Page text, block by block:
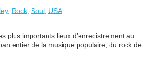
, Rock, Soul, USA
plus importants lieux d’enregistrement au
entier de la musique populaire, du rock de